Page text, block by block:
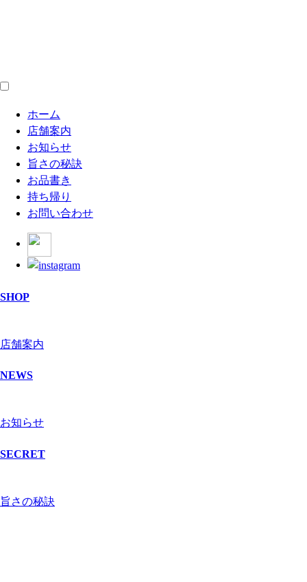
ホーム
店舗案内
お知らせ
旨さの秘訣
お品書き
持ち帰り
お問い合わせ
SHOP
店舗案内
NEWS
お知らせ
SECRET
旨さの秘訣